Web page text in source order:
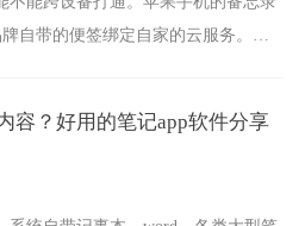
自带的便签绑定自家的云服务。而
容？好用的笔记app软件分享